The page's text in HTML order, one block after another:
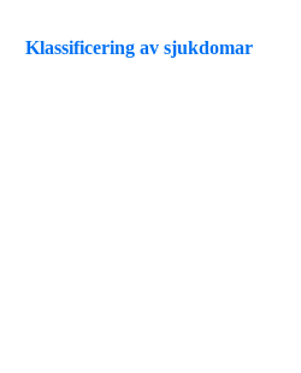
Klassificering av sjukdomar